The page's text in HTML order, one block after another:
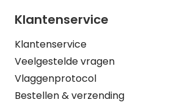
Klantenservice
Klantenservice
Veelgestelde vragen
Vlaggenprotocol
Bestellen & verzending